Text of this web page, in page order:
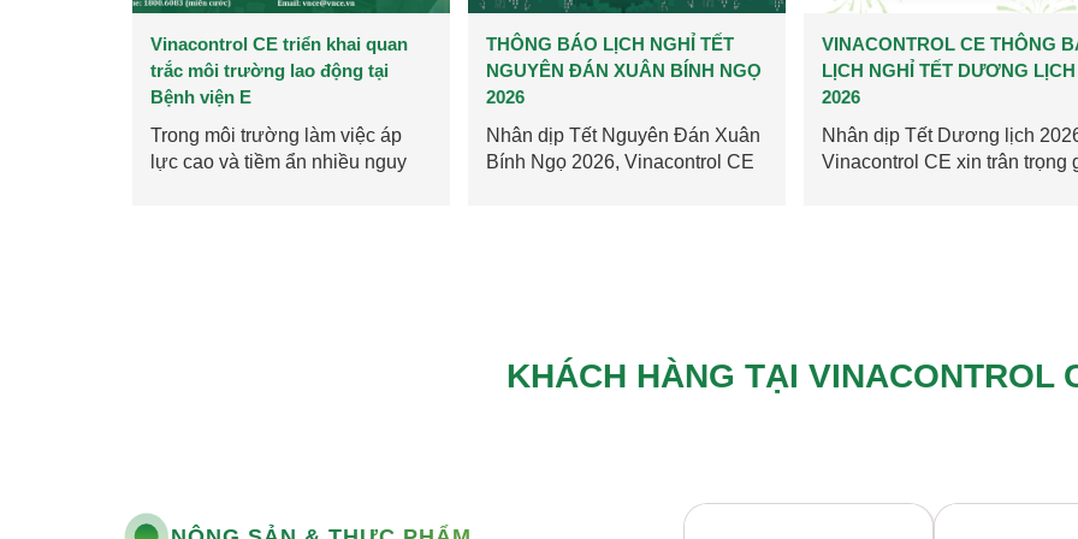
THÔNG BÁO LỊCH NGHỈ TẾT
NGUYÊN ĐÁN XUÂN BÍNH NGỌ
2026
Nhân dịp Tết Nguyên Đán Xuân
Bính Ngọ 2026, Vinacontrol CE
VINACONTROL CE THÔNG BÁO
LỊCH NGHỈ TẾT DƯƠNG LỊCH
Nhân dịp Tết Dương lịch 2026,
Vinacontrol CE xin trân trọng gửi
VINACONTROL CE
dương là Doanh nghiệp
Ngày 22 tháng 12 năm
Hội nghị tuyên dương
KHÁCH HÀNG TẠI VINACONTROL